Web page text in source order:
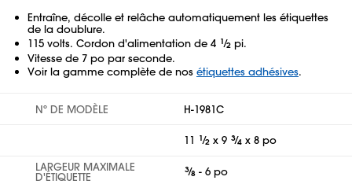
Entraîne, décolle et relâche automatiquement les étiquettes
de la doublure.
115 volts. Cordon d'alimentation de 4 1⁄2 pi.
Vitesse de 7 po par seconde.
Voir la gamme complète de nos étiquettes adhésives.
Nº DE MODÈLE H-1981C
11 1⁄2 x 9 3⁄4 x 8 po
LARGEUR MAXIMALE
D'ÉTIQUETTE
3⁄8 - 6 po